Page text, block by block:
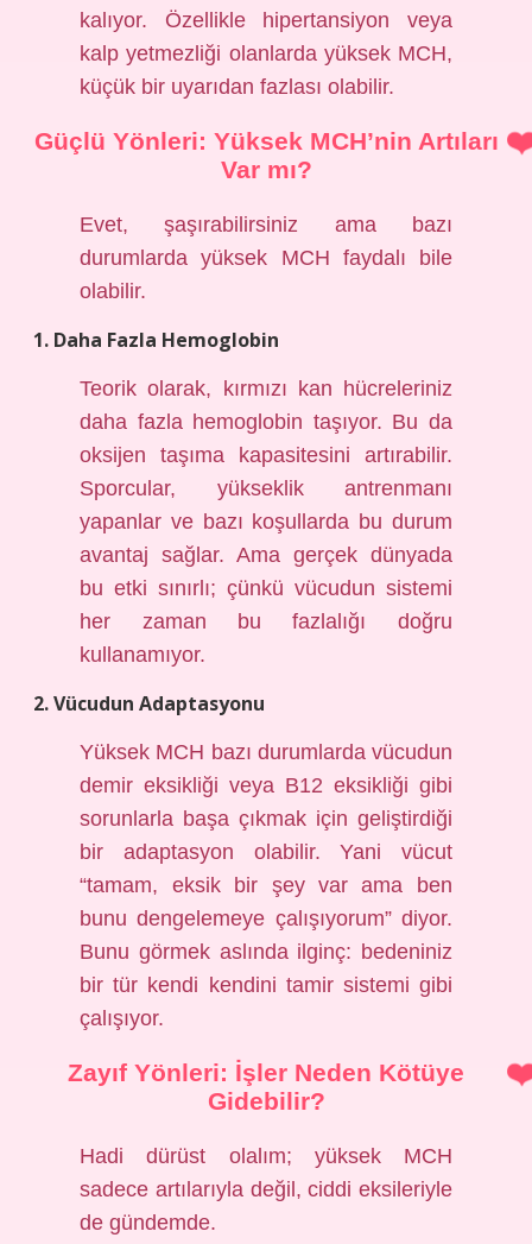
kalıyor. Özellikle hipertansiyon veya
kalp yetmezliği olanlarda yüksek MCH,
küçük bir uyarıdan fazlası olabilir.
Güçlü Yönleri: Yüksek MCH’nin Artıları
Var mı?
Evet, şaşırabilirsiniz ama bazı
durumlarda yüksek MCH faydalı bile
olabilir.
1. Daha Fazla Hemoglobin
Teorik olarak, kırmızı kan hücreleriniz
daha fazla hemoglobin taşıyor. Bu da
oksijen taşıma kapasitesini artırabilir.
Sporcular, yükseklik antrenmanı
yapanlar ve bazı koşullarda bu durum
avantaj sağlar. Ama gerçek dünyada
bu etki sınırlı; çünkü vücudun sistemi
her zaman bu fazlalığı doğru
kullanamıyor.
2. Vücudun Adaptasyonu
Yüksek MCH bazı durumlarda vücudun
demir eksikliği veya B12 eksikliği gibi
sorunlarla başa çıkmak için geliştirdiği
bir adaptasyon olabilir. Yani vücut
“tamam, eksik bir şey var ama ben
bunu dengelemeye çalışıyorum” diyor.
Bunu görmek aslında ilginç: bedeniniz
bir tür kendi kendini tamir sistemi gibi
çalışıyor.
Zayıf Yönleri: İşler Neden Kötüye
Gidebilir?
Hadi dürüst olalım; yüksek MCH
sadece artılarıyla değil, ciddi eksileriyle
de gündemde.